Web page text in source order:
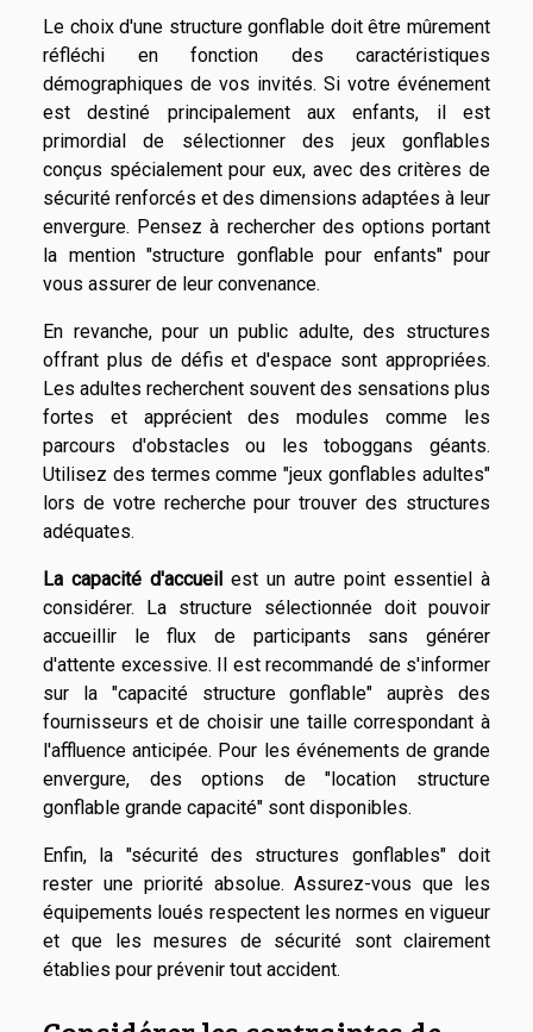
Le choix d'une structure gonflable doit être mûrement
réfléchi en fonction des caractéristiques
démographiques de vos invités. Si votre événement
est destiné principalement aux enfants, il est
primordial de sélectionner des jeux gonflables
conçus spécialement pour eux, avec des critères de
sécurité renforcés et des dimensions adaptées à leur
envergure. Pensez à rechercher des options portant
la mention "structure gonflable pour enfants" pour
vous assurer de leur convenance.
En revanche, pour un public adulte, des structures
offrant plus de défis et d'espace sont appropriées.
Les adultes recherchent souvent des sensations plus
fortes et apprécient des modules comme les
parcours d'obstacles ou les toboggans géants.
Utilisez des termes comme "jeux gonflables adultes"
lors de votre recherche pour trouver des structures
adéquates.
La capacité d'accueil est un autre point essentiel à
considérer. La structure sélectionnée doit pouvoir
accueillir le flux de participants sans générer
d'attente excessive. Il est recommandé de s'informer
sur la "capacité structure gonflable" auprès des
fournisseurs et de choisir une taille correspondant à
l'affluence anticipée. Pour les événements de grande
envergure, des options de "location structure
gonflable grande capacité" sont disponibles.
Enfin, la "sécurité des structures gonflables" doit
rester une priorité absolue. Assurez-vous que les
équipements loués respectent les normes en vigueur
et que les mesures de sécurité sont clairement
établies pour prévenir tout accident.